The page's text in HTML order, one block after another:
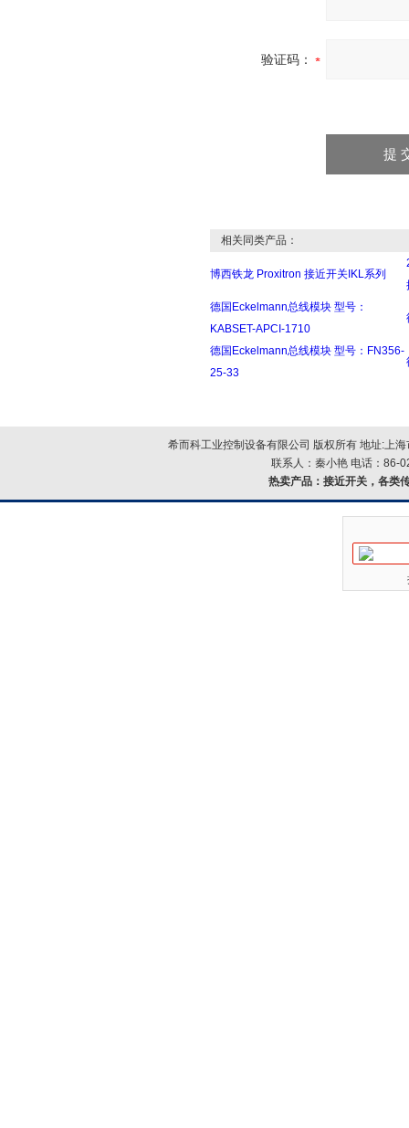
验证码：
相关同类产品：
博西铁龙 Proxitron 接近开关IKL系列
德国Eckelmann总线模块 型号：
KABSET-APCI-1710
德国Eckelmann总线模块 型号：FN356-
25-33
希而科工业控制设备有限公司 版权所有 地址:上
联系人：秦小艳 电话：86-
热卖产品： 接近开关，各类